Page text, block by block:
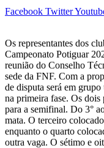
Facebook Twitter
Os representantes dos
Campeonato Potiguar
reunião do Conselho
sede da FNF. Com a
de disputa será em
na primeira fase. Os
para a semifinal. Do 3°
mata. O terceiro
enquanto o quarto
outra vaga. O sétimo e